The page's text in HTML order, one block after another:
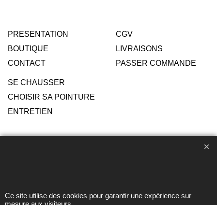
PRESENTATION
BOUTIQUE
CONTACT
CGV
LIVRAISONS
PASSER COMMANDE
SE CHAUSSER
CHOISIR SA POINTURE
ENTRETIEN
Ce site utilise des cookies pour garantir une expérience sur